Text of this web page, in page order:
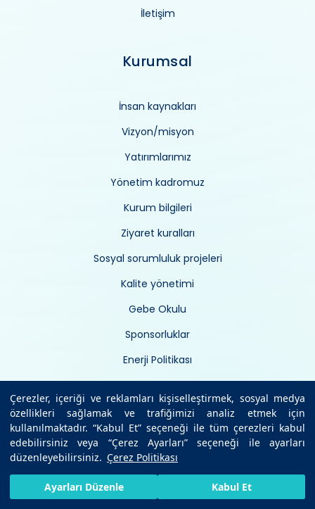
Çerezler, içeriği ve reklamları kişiselleştirmek, sosyal medya
özellikleri sağlamak ve trafiğimizi analiz etmek için
kullanılmaktadır. “Kabul Et” seçeneği ile tüm çerezleri kabul
edebilirsiniz veya “Çerez Ayarları” seçeneği ile ayarları
düzenleyebilirsiniz. Çerez Politikası
Ayarları Düzenle Kabul Et
İletişim
Kurumsal
İnsan kaynakları
Vizyon/misyon
Yatırımlarımız
Yönetim kadromuz
Kurum bilgileri
Ziyaret kuralları
Sosyal sorumluluk projeleri
Kalite yönetimi
Gebe Okulu
Sponsorluklar
Enerji Politikası
Yasal Metinler ve Politikalar
Site Kullanım Koşulları
Bilgi Güvenliği Politikası
Kişisel Verilerin Korunması
HIZLI RANDEVU AL BIZE ULAŞIN